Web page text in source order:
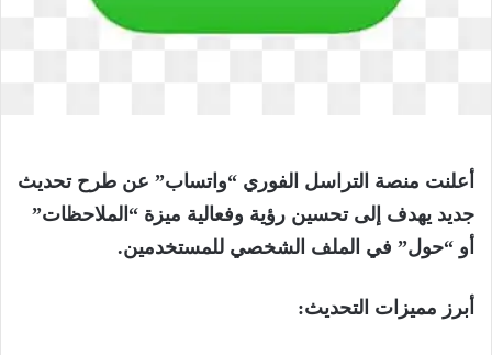
أعلنت منصة التراسل الفوري “واتساب” عن طرح تحديث
جديد يهدف إلى تحسين رؤية وفعالية ميزة “الملاحظات”
أو “حول” في الملف الشخصي للمستخدمين.
أبرز مميزات التحديث: